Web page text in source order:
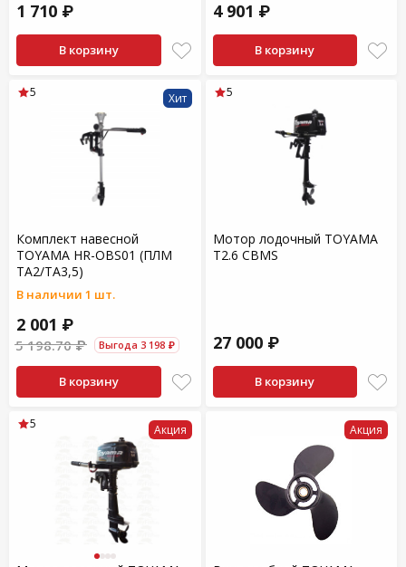
1 710 ₽
В корзину
4 901 ₽
В корзину
Хит
Комплект навесной
TOYAMA HR-OBS01 (ПЛМ
TA2/TA3,5)
В наличии 1 шт.
2 001 ₽
5 198.70 ₽ Выгода 3 198 ₽
В корзину
5
Мотор лодочный TOYAMA
T2.6 CBMS
27 000 ₽
В корзину
5
Акция
5 Акция